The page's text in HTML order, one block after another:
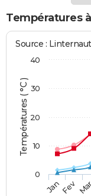
Températures
Températures ( °C )
Source :
JanFev Mar
0
10
20
30
40